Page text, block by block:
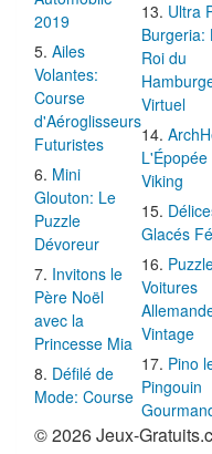
2019
Ailes
Volantes:
Course
d'Aéroglisseurs
Futuristes
Mini
Glouton: Le
Puzzle
Dévoreur
Invitons le
Père Noël
avec la
Princesse Mia
Défilé de
Mode: Course
Ultra
Burgeria:
Roi du
Virtuel
L'Épopée
Viking
Glacés
Voitures
Vintage
Pino
Pingouin
© 2026 Jeux-